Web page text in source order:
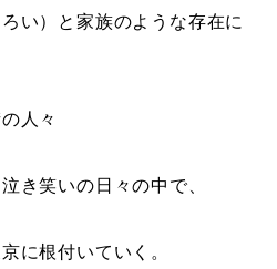
い）と家族のような存在に
人々
き笑いの日々の中で、
に根付いていく。